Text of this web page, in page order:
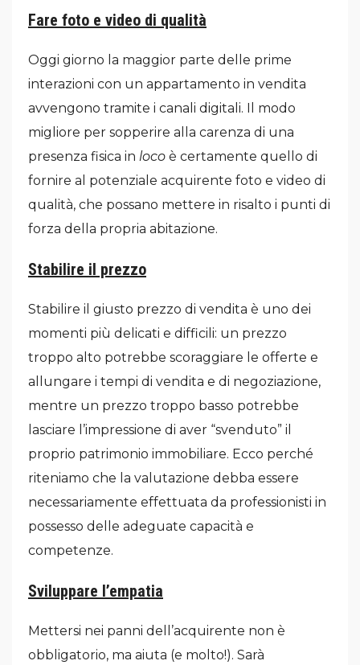
Fare foto e video di qualità
Oggi giorno la maggior parte delle prime
interazioni con un appartamento in vendita
avvengono tramite i canali digitali. Il modo
migliore per sopperire alla carenza di una
presenza fisica in loco è certamente quello di
fornire al potenziale acquirente foto e video di
qualità, che possano mettere in risalto i punti di
forza della propria abitazione.
Stabilire il prezzo
Stabilire il giusto prezzo di vendita è uno dei
momenti più delicati e difficili: un prezzo
troppo alto potrebbe scoraggiare le offerte e
allungare i tempi di vendita e di negoziazione,
mentre un prezzo troppo basso potrebbe
lasciare l’impressione di aver “svenduto” il
proprio patrimonio immobiliare. Ecco perché
riteniamo che la valutazione debba essere
necessariamente effettuata da professionisti in
possesso delle adeguate capacità e
competenze.
Sviluppare l’empatia
Mettersi nei panni dell’acquirente non è
obbligatorio, ma aiuta (e molto!). Sarà